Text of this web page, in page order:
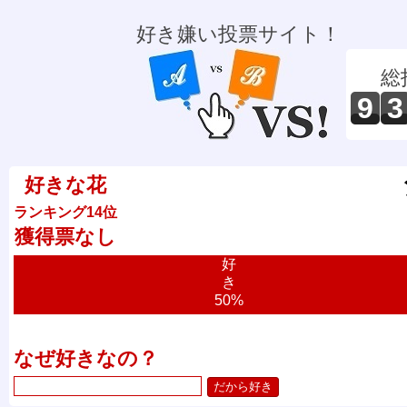
好き嫌い投票サイト！
総
9 3
好きな花
ランキング14位
獲得票なし
好
き
50%
なぜ好きなの？